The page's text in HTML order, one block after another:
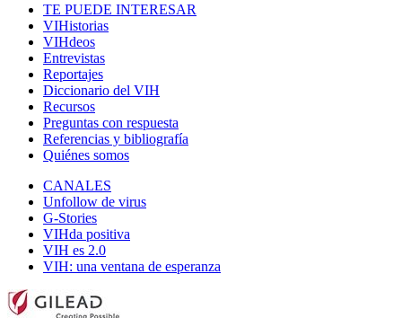
TE PUEDE INTERESAR
VIHistorias
VIHdeos
Entrevistas
Reportajes
Diccionario del VIH
Recursos
Preguntas con respuesta
Referencias y bibliografía
Quiénes somos
CANALES
Unfollow de virus
G-Stories
VIHda positiva
VIH es 2.0
VIH: una ventana de esperanza